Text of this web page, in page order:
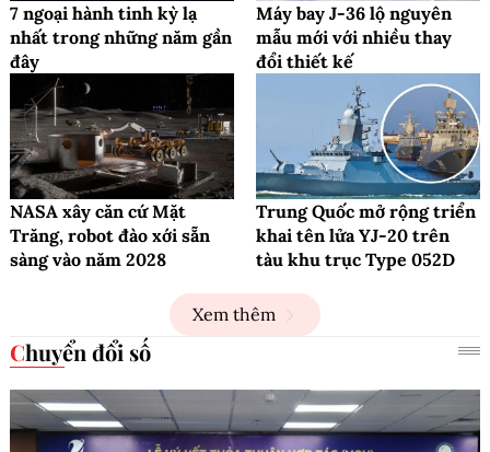
7 ngoại hành tinh kỳ lạ
nhất trong những năm gần
đây
Máy bay J-36 lộ nguyên
mẫu mới với nhiều thay
đổi thiết kế
NASA xây căn cứ Mặt
Trăng, robot đào xới sẵn
sàng vào năm 2028
Trung Quốc mở rộng triển
khai tên lửa YJ-20 trên
tàu khu trục Type 052D
Xem thêm
Chuyển đổi số